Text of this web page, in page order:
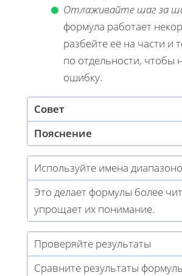
Отлаживайте шаг за
формула работает
разбейте её на части и
по отдельности, чтобы
ошибку.
Совет
Пояснение
Используйте имена
Это делает формулы более
упрощает их понимание.
Проверяйте результаты
Сравните результаты